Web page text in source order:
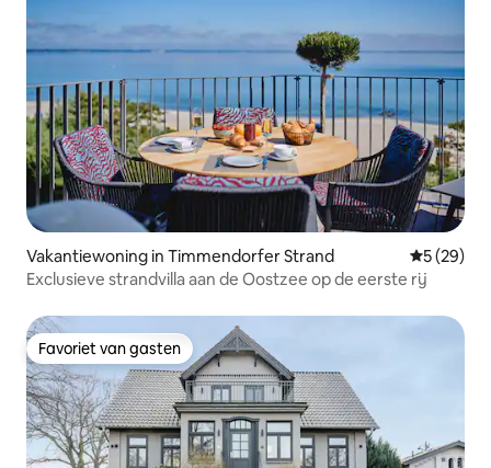
Vakantiewoning in Timmendorfer Strand
5 (29)
Exclusieve strandvilla aan de Oostzee op de eerste rij
Favoriet van gasten
Favoriet van gasten